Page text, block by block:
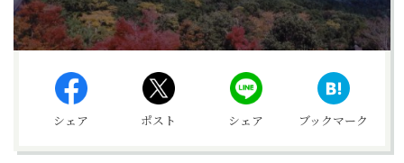
シェア ポスト シェア ブックマーク